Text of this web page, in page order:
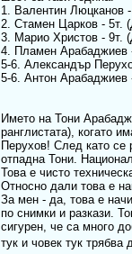
1. Валентин Люцканов
2. Стамен Царков - 5т.
3. Марио Христов - 9т.
4. Пламен Арабаджиев
5-6. Александър
5-6. Антон
Името на Тони
ранглистата), когато
Перухов! След като се
отпадна Тони.
Това е чисто
Относно дали това е
За мен - да, това е
по снимки и разкази.
сигурен, че са много
тук и човек тук